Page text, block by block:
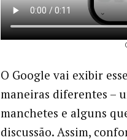
O Google vai exibir
maneiras diferentes –
manchetes e alguns
discussão. Assim,